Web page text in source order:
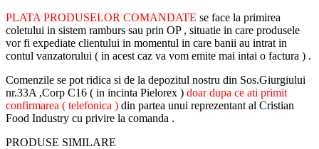
PLATA PRODUSELOR COMANDATE se face la primirea
coletului in sistem ramburs sau prin OP , situatie in care produsele
vor fi expediate clientului in momentul in care banii au intrat in
contul vanzatorului ( in acest caz va vom emite mai intai o factura ) .
Comenzile se pot ridica si de la depozitul nostru din Sos.Giurgiului
nr.33A ,Corp C16 ( in incinta Pielorex ) doar dupa ce ati primit
confirmarea ( telefonica ) din partea unui reprezentant al Cristian
Food Industry cu privire la comanda .
PRODUSE SIMILARE